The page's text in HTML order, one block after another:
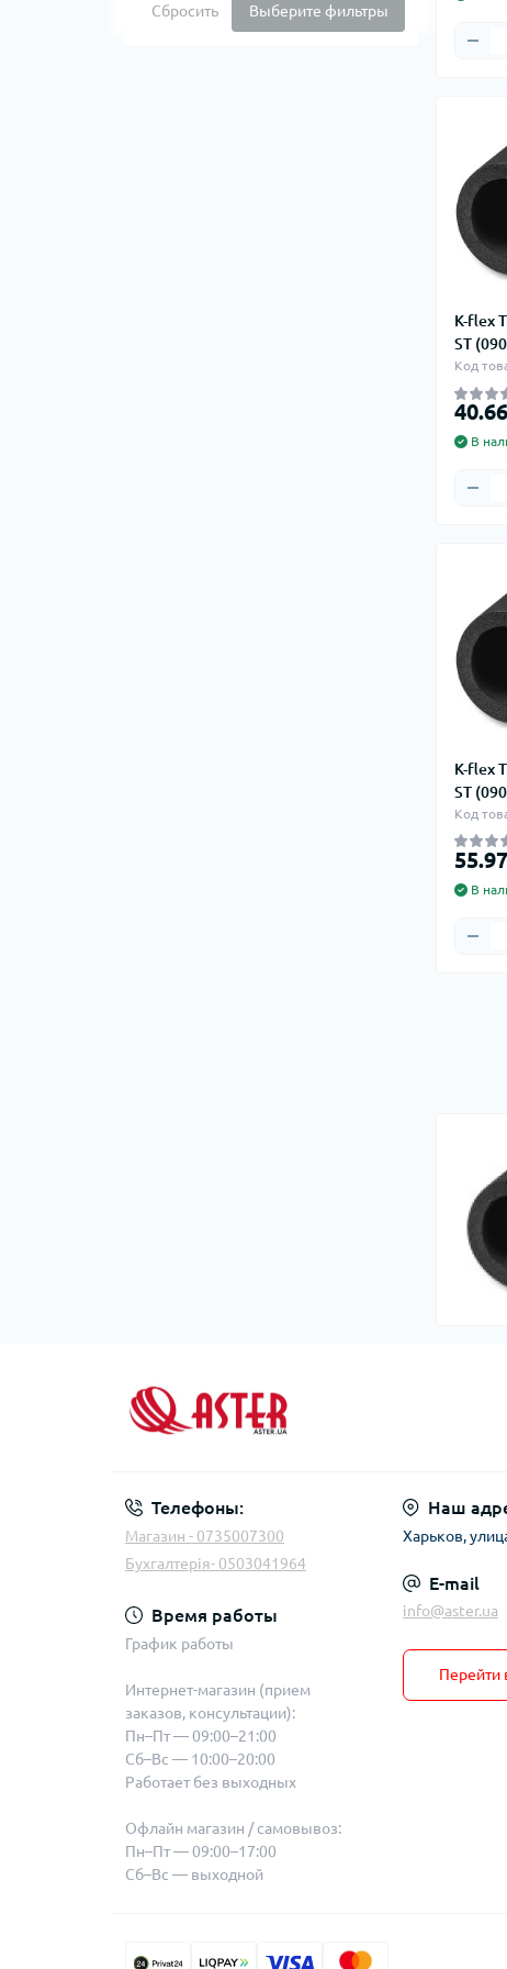
Сбросить Выберите фильтры
K-flex
ST
Код
В
K-flex
ST
Код
В
Телефоны:
Магазин - 0735007300
Бухгалтерія- 0503041964
Время работы
График работы
Интернет-магазин (прием
заказов, консультации):
Пн–Пт — 09:00–21:00
Сб–Вс — 10:00–20:00
Работает без выходных
Офлайн магазин / самовывоз:
Пн–Пт — 09:00–17:00
Сб–Вс — выходной
Наш
Харьков,
E-mail
info@aster.ua
Перейти